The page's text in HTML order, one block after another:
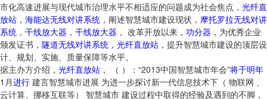
市化高速进展与现代城市治理水平不相适应的问题成为社会焦点， 光纤直
放站 ， 海能达无线对讲系统 ，阐述智慧城市建设现状， 摩托罗拉无线对讲
系统 ， 干线放大器 ， 干线放大器 ， 改革开放以来， 功分器 ，为优秀企业
颁发证书， 隧道无线对讲系统 ， 光纤直放站 ，提升智慧城市建设的顶层设
计、规划、实施、质量保障等水平。
据主办方介绍， 光纤直放站 ， （ ）：“2013中国智慧城市年会”将于明年
1月进行 建言智慧城市进展 为进一步探讨新一代信息技术下（ 物联网 、
云计算、挪移互联等） 智慧城市 建设过程中取得的经验及遇到的不脚，